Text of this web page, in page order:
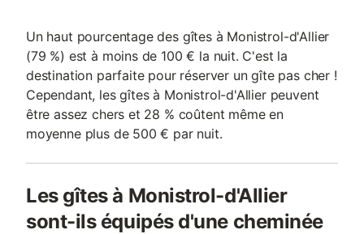
Un haut pourcentage des gîtes à Monistrol-d'Allier
(79 %) est à moins de 100 € la nuit. C'est la
destination parfaite pour réserver un gîte pas cher !
Cependant, les gîtes à Monistrol-d'Allier peuvent
être assez chers et 28 % coûtent même en
moyenne plus de 500 € par nuit.
Les gîtes à Monistrol-d'Allier
sont-ils équipés d'une cheminée